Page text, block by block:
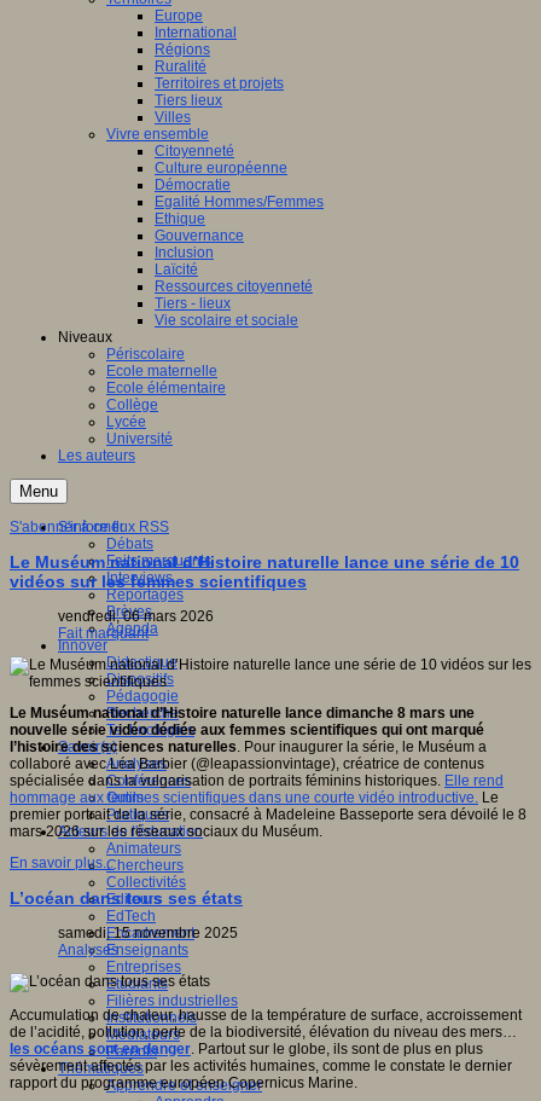
Europe
International
Régions
Ruralité
Territoires et projets
Tiers lieux
Villes
Vivre ensemble
Citoyenneté
Culture européenne
Démocratie
Egalité Hommes/Femmes
Ethique
Gouvernance
Inclusion
Laïcité
Ressources citoyenneté
Tiers - lieux
Vie scolaire et sociale
Niveaux
Périscolaire
Ecole maternelle
Ecole élémentaire
Collège
Lycée
Université
Les auteurs
Menu
S'informer
Débats
Faits marquants
Interviews
Reportages
Brèves
Agenda
Innover
Didactique
Dispositifs
Pédagogie
Recherche
Technologies
Savoir(s)
Analyses
Conférences
Outils
Pratiques
Acteurs de l'éducation
Animateurs
Chercheurs
Collectivités
Editeurs
EdTech
Encadrement
Enseignants
Entreprises
Etudiants
Filières industrielles
Institutionnels
Médiateurs
Parents
Thématiques
Apprendre et enseigner
S'abonner à ce flux RSS
Le Muséum national d’Histoire naturelle lance une série de 10
vidéos sur les femmes scientifiques
vendredi, 06 mars 2026
Fait marquant
Le Muséum national d’Histoire naturelle lance dimanche 8 mars une
nouvelle série vidéo dédiée aux femmes scientifiques qui ont marqué
l’histoire des sciences naturelles. Pour inaugurer la série, le Muséum a
collaboré avec Léa Barbier (@leapassionvintage), créatrice de contenus
spécialisée dans la vulgarisation de portraits féminins historiques. Elle rend
hommage aux femmes scientifiques dans une courte vidéo introductive. Le
premier portrait de la série, consacré à Madeleine Basseporte sera dévoilé le 8
mars 2026 sur les réseaux sociaux du Muséum.
En savoir plus...
L’océan dans tous ses états
samedi, 15 novembre 2025
Analyses
Accumulation de chaleur, hausse de la température de surface, accroissement
de l’acidité, pollution, perte de la biodiversité, élévation du niveau des mers…
les océans sont en danger. Partout sur le globe, ils sont de plus en plus
sévèrement affectés par les activités humaines, comme le constate le dernier
rapport du programme européen Copernicus Marine.